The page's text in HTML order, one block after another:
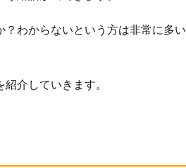
わからないという方は非常に多い
紹介していきます。